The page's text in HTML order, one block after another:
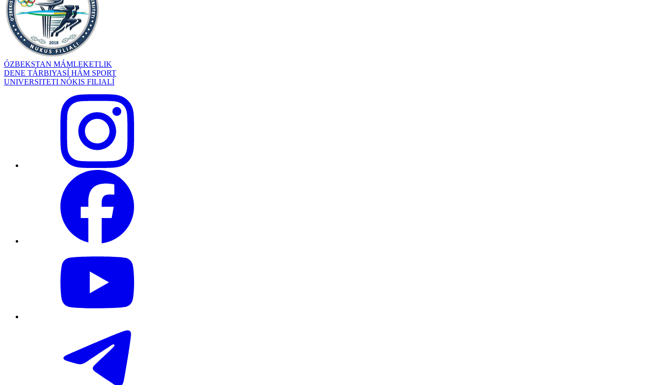
ÓZBEKSTAN MÁMLEKETLIK
DENE TÁRBIYASÍ HÁM SPORT
UNIVERSITETI NÓKIS FILIALÍ